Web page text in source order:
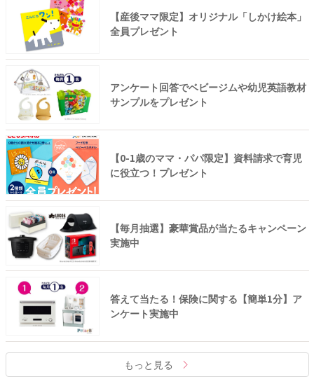
【産後ママ限定】オリジナル「しかけ絵本」
全員プレゼント
アンケート回答でベビージムや幼児英語教材
サンプルをプレゼント
【0-1歳のママ・パパ限定】資料請求で育児
に役立つ！プレゼント
【毎月抽選】豪華賞品が当たるキャンペーン
実施中
答えて当たる！保険に関する【簡単1分】ア
ンケート実施中
もっと見る